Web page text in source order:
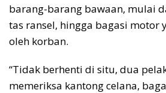
barang-barang bawaan, mulai
tas ransel, hingga bagasi motor
oleh korban.
“Tidak berhenti di situ, dua
memeriksa kantong celana,